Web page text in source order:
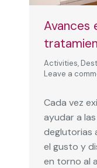
Avances
Activities,
Leave a
Cada vez
ayudar a
deglutorias
el gusto y
en torno al